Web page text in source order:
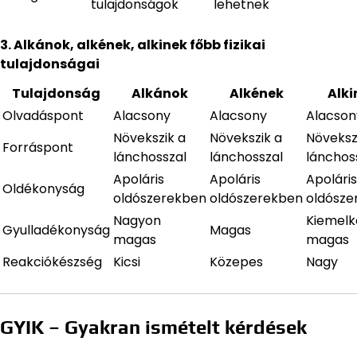
tulajdonságok
lehetnek
3. Alkánok, alkének, alkinek főbb fizikai
tulajdonságai
Tulajdonság
Alkánok Alkének
Olvadáspont
Alacsony Alacsony
Forráspont
Növekszik a
lánchosszal
Növekszik a
lánchosszal
Oldékonyság
Apoláris
oldószerekben
Apoláris
oldószerekben
Apoláris
Gyulladékonyság
Nagyon
magas
Magas
magas
Reakciókészség
Kicsi Közepes Nagy
GYIK – Gyakran ismételt kérdések